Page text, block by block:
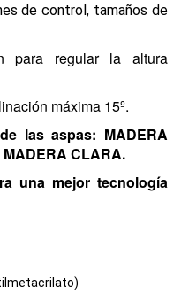
de control, tamaños de
para regular la altura
máxima 15º.
las aspas: MADERA
CLARA.
una mejor tecnología